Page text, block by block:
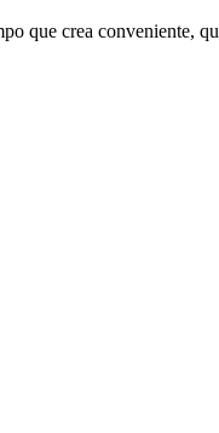
que crea conveniente,